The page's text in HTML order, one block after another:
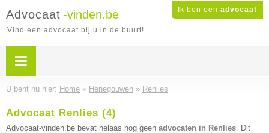
Ik ben een advocaat
Advocaat -vinden.be
Vind een advocaat bij u in de buurt!
U bent nu hier: Home » Henegouwen » Renlies
Advocaat Renlies (4)
Advocaat-vinden.be bevat helaas nog geen advocaten in Renlies. Dit